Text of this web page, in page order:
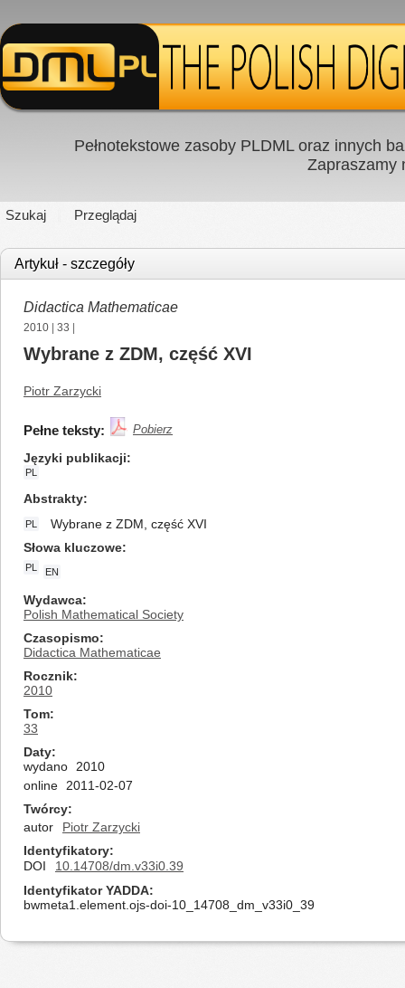
Pełnotekstowe zasoby PLDML oraz innych
Zapraszamy
Szukaj Przeglądaj
Artykuł - szczegóły
Didactica Mathematicae
2010 33
Wybrane z ZDM, część XVI
Piotr Zarzycki
Pełne teksty: Pobierz
Języki publikacji
PL
Abstrakty
PL
Wybrane z ZDM, część XVI
Słowa kluczowe
PL EN
Wydawca
Polish Mathematical Society
Czasopismo
Didactica Mathematicae
Rocznik
2010
Tom
33
Daty
wydano
2010
online
2011-02-07
Twórcy
autor
Piotr Zarzycki
Identyfikatory
DOI
10.14708/dm.v33i0.39
Identyfikator YADDA
bwmeta1.element.ojs-doi-10_14708_dm_v33i0_39